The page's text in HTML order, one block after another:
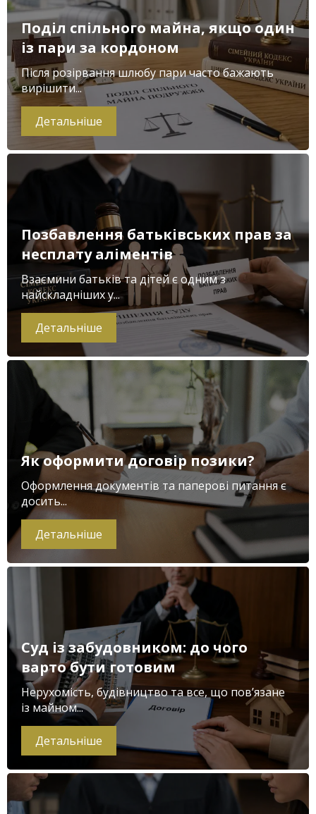
Поділ спільного майна, якщо один
із пари за кордоном
Після розірвання шлюбу пари часто бажають
вирішити...
Детальніше
Позбавлення батьківських прав за
несплату аліментів
Взаємини батьків та дітей є одним з
найскладніших у...
Детальніше
Як оформити договір позики?
Оформлення документів та паперові питання є
досить...
Детальніше
Суд із забудовником: до чого
варто бути готовим
Нерухомість, будівництво та все, що пов’язане
із майном...
Детальніше